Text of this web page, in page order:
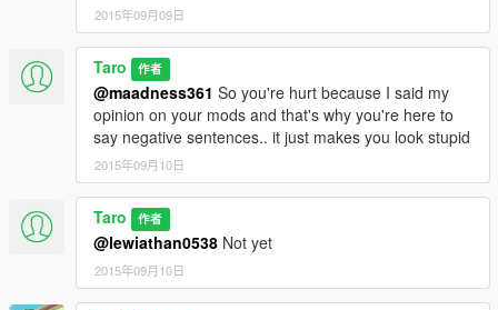
2015年09月09日
Taro 作者
@maadness361 So you're hurt because I said my
opinion on your mods and that's why you're here to
say negative sentences.. it just makes you look stupid
2015年09月10日
Taro 作者
@lewiathan0538 Not yet
2015年09月10日